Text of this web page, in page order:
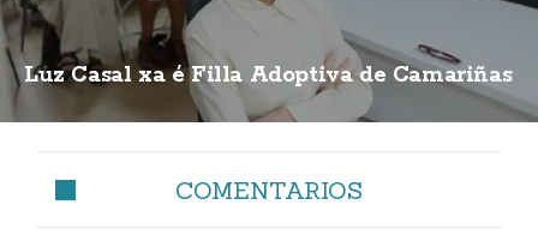
Luz Casal xa é Filla Adoptiva de Camariñas
COMENTARIOS